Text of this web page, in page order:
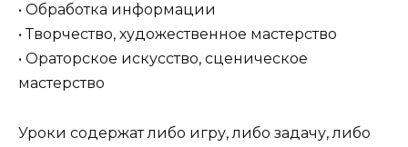
• Обработка информации
• Творчество, художественное мастерство
• Ораторское искусство, сценическое
мастерство
Уроки содержат либо игру, либо задачу, либо